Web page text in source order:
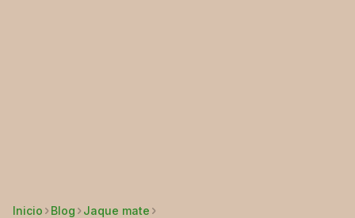
Inicio Blog
Jaque mate